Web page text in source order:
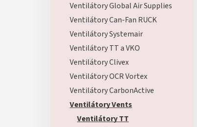
Ventilátory Global Air Supplies
Ventilátory Can-Fan RUCK
Ventilátory Systemair
Ventilátory TT a VKO
Ventilátory Clivex
Ventilátory OCR Vortex
Ventilátory CarbonActive
Ventilátory Vents
Ventilátory TT